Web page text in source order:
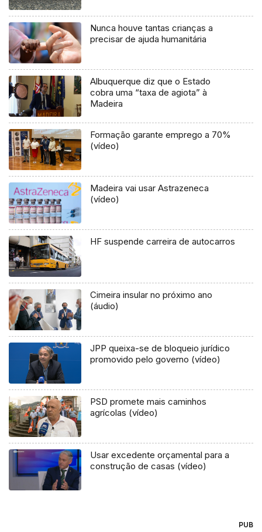
Nunca houve tantas crianças a
precisar de ajuda humanitária
Albuquerque diz que o Estado
cobra uma “taxa de agiota” à
Madeira
Formação garante emprego a 70%
(vídeo)
Madeira vai usar Astrazeneca
(vídeo)
HF suspende carreira de autocarros
Cimeira insular no próximo ano
(áudio)
JPP queixa-se de bloqueio jurídico
promovido pelo governo (vídeo)
PSD promete mais caminhos
agrícolas (vídeo)
Usar excedente orçamental para a
construção de casas (vídeo)
PUB